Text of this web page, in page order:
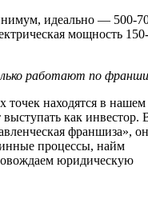
идеально —
мощность
работают по
точек находятся в нашем
как инвестор.
франшиза»,
процессы, найм
юридическую